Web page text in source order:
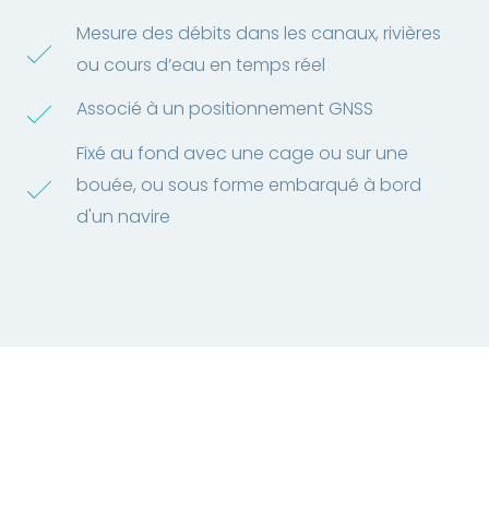
Mesure des débits dans les canaux, rivières
ou cours d’eau en temps réel
Associé à un positionnement GNSS
Fixé au fond avec une cage ou sur une
bouée, ou sous forme embarqué à bord
d'un navire